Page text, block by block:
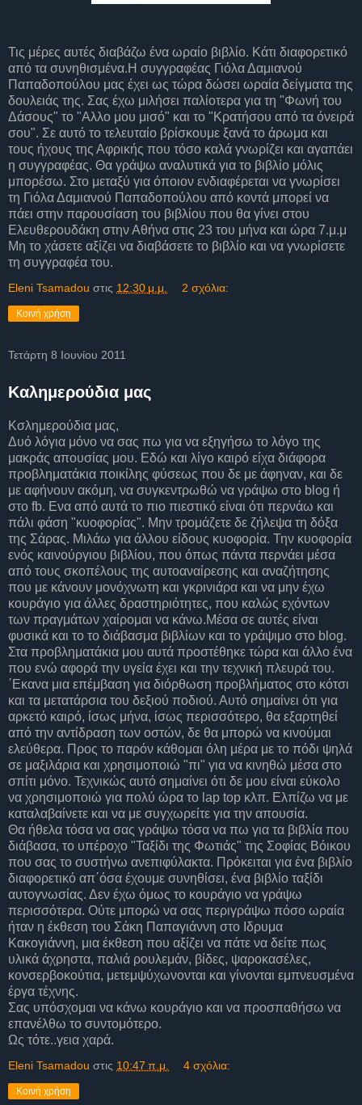
Τις μέρες αυτές διαβάζω ένα ωραίο βιβλίο. Κάτι διαφορετικό
από τα συνηθισμένα.Η συγγραφέας Γιόλα Δαμιανού
Παπαδοπούλου μας έχει ως τώρα δώσει ωραία δείγματα της
δουλειάς της. Σας έχω μιλήσει παλίοτερα για τη "Φωνή του
Δάσους" το "Αλλο μου μισό" και το "Κρατήσου από τα όνειρά
σου". Σε αυτό το τελευταίο βρίσκουμε ξανά το άρωμα και
τους ήχους της Αφρικής που τόσο καλά γνωρίζει και αγαπάει
η συγγραφέας. Θα γράψω αναλυτικά για το βιβλίο μόλις
μπορέσω. Στο μεταξύ για όποιον ενδιαφέρεται να γνωρίσει
τη Γιόλα Δαμιανού Παπαδοπούλου από κοντά μπορεί να
πάει στην παρουσίαση του βιβλίου που θα γίνει στου
Ελευθερουδάκη στην Αθήνα στις 23 του μήνα και ώρα 7.μ.μ
Μη το χάσετε αξίζει να διαβάσετε το βιβλίο και να γνωρίσετε
τη συγγραφέα του.
Eleni Tsamadou στις 12:30 μ.μ. 2 σχόλια:
Κοινή χρήση
Τετάρτη 8 Ιουνίου 2011
Καλημερούδια μας
Κσλημερούδια μας,
Δυό λόγια μόνο να σας πω για να εξηγήσω το λόγο της
μακράς απουσίας μου. Εδώ και λίγο καιρό είχα διάφορα
προβληματάκια ποικίλης φύσεως που δε με άφηναν, και δε
με αφήνουν ακόμη, να συγκεντρωθώ να γράψω στο blog ή
στο fb. Ενα από αυτά το πιο πιεστικό είναι ότι περνάω και
πάλι φάση "κυοφορίας". Μην τρομάζετε δε ζήλεψα τη δόξα
της Σάρας. Μιλάω για άλλου είδους κυοφορία. Την κυοφορία
ενός καινούργιου βιβλίου, που όπως πάντα περνάει μέσα
από τους σκοπέλους της αυτοαναίρεσης και αναζήτησης
που με κάνουν μονόχνωτη και γκρινιάρα και να μην έχω
κουράγιο για άλλες δραστηριότητες, που καλώς εχόντων
των πραγμάτων χαίρομαι να κάνω.Μέσα σε αυτές είναι
φυσικά και το το διάβασμα βιβλίων και το γράψιμο στο blog.
Στα προβληματάκια μου αυτά προστέθηκε τώρα και άλλο ένα
που ενώ αφορά την υγεία έχει και την τεχνική πλευρά του.
΄Εκανα μια επέμβαση για διόρθωση προβλήματος στο κότσι
και τα μετατάρσια του δεξιού ποδιού. Αυτό σημαίνει ότι για
αρκετό καιρό, ίσως μήνα, ίσως περισσότερο, θα εξαρτηθεί
από την αντίδραση των οστών, δε θα μπορώ να κινούμαι
ελεύθερα. Προς το παρόν κάθομαι όλη μέρα με το πόδι ψηλά
σε μαξιλάρια και χρησιμοποιώ "πι" για να κινηθώ μέσα στο
σπίτι μόνο. Τεχνικώς αυτό σημαίνει ότι δε μου είναι εύκολο
να χρησιμοποιώ για πολύ ώρα το lap top κλπ. Ελπίζω να με
καταλαβαίνετε και να με συγχωρείτε για την απουσία.
Θα ήθελα τόσα να σας γράψω τόσα να πω για τα βιβλία που
διάβασα, το υπέροχο "Ταξίδι της Φωτιάς" της Σοφίας Βόικου
που σας το συστήνω ανεπιφύλακτα. Πρόκειται για ένα βιβλίο
διαφορετικό απ΄όσα έχουμε συνηθίσει, ένα βιβλίο ταξίδι
αυτογνωσίας. Δεν έχω όμως το κουράγιο να γράψω
περισσότερα. Ούτε μπορώ να σας περιγράψω πόσο ωραία
ήταν η έκθεση του Σάκη Παπαγιάννη στο Ιδρυμα
Κακογιάννη, μια έκθεση που αξίζει να πάτε να δείτε πως
υλικά άχρηστα, παλιά ρουλεμάν, βίδες, ψαροκασέλες,
κονσερβοκούτια, μετεμψύχωνονται και γίνονται εμπνευσμένα
έργα τέχνης.
Σας υπόσχομαι να κάνω κουράγιο και να προσπαθήσω να
επανέλθω το συντομότερο.
Ως τότε..γεια χαρά.
Eleni Tsamadou στις 10:47 π.μ. 4 σχόλια:
Κοινή χρήση